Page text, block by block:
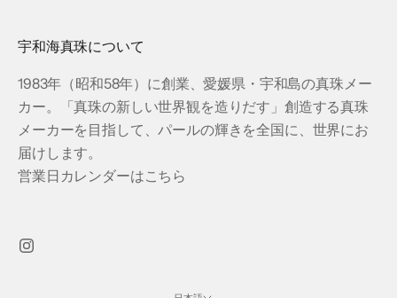
宇和海真珠について
1983年（昭和58年）に創業、愛媛県・宇和島の真珠メー
カー。「真珠の新しい世界観を造りだす」創造する真珠
メーカーを目指して、パールの輝きを全国に、世界にお
届けします。
営業日カレンダーはこちら